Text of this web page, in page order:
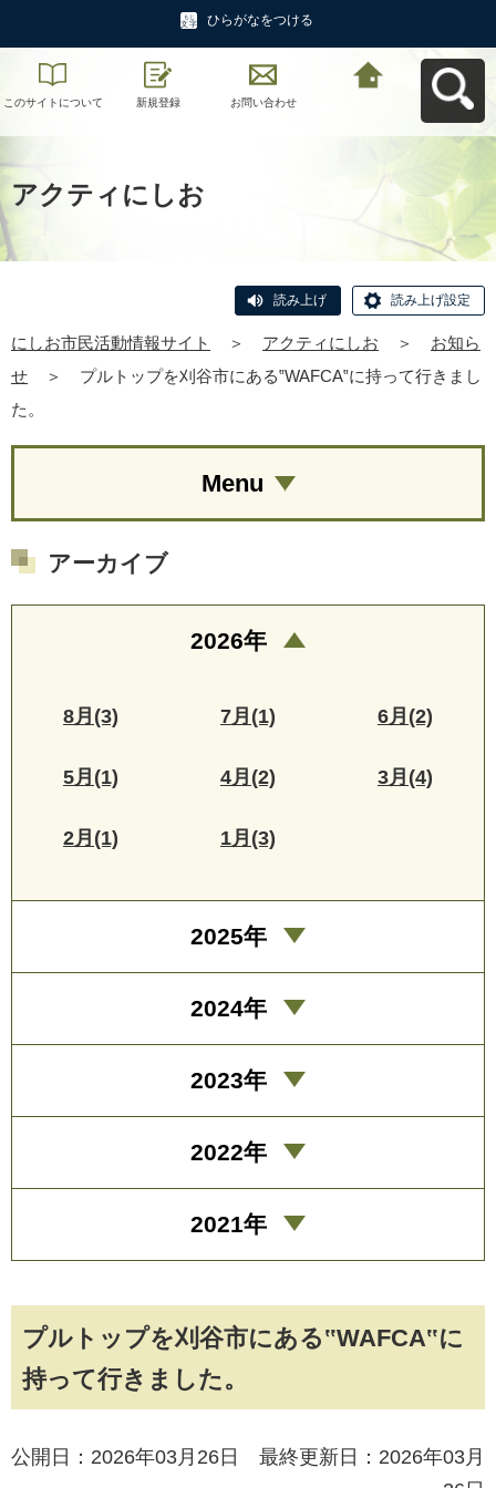
ひらがなをつける
このサイトについて 新規登録 お問い合わせ
アクティにしお
読み上げ 読み上げ設定
にしお市民活動情報サイト ＞ アクティにしお ＞
お知ら
せ
＞
プルトップを刈谷市にある‟WAFCA‟に持って行きまし
た。
プルトップを刈谷市にある‟WAFCA‟に
持って行きました。
公開日：2026年03月26日 最終更新日：2026年03月
Menu
アーカイブ
2026年
8月(3) 7月(1) 6月(2)
5月(1) 4月(2) 3月(4)
2月(1) 1月(3)
2025年
2024年
2023年
2022年
2021年